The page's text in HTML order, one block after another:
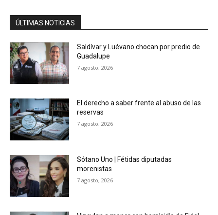
ÚLTIMAS NOTICIAS
Saldívar y Luévano chocan por predio de
Guadalupe
7 agosto, 2026
El derecho a saber frente al abuso de las
reservas
7 agosto, 2026
Sótano Uno | Fétidas diputadas
morenistas
7 agosto, 2026